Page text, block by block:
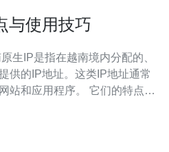
与使用技巧
供的IP地址。这类IP地址通常
程序。 它们的特点是
原生IP的网站能够有效降低延